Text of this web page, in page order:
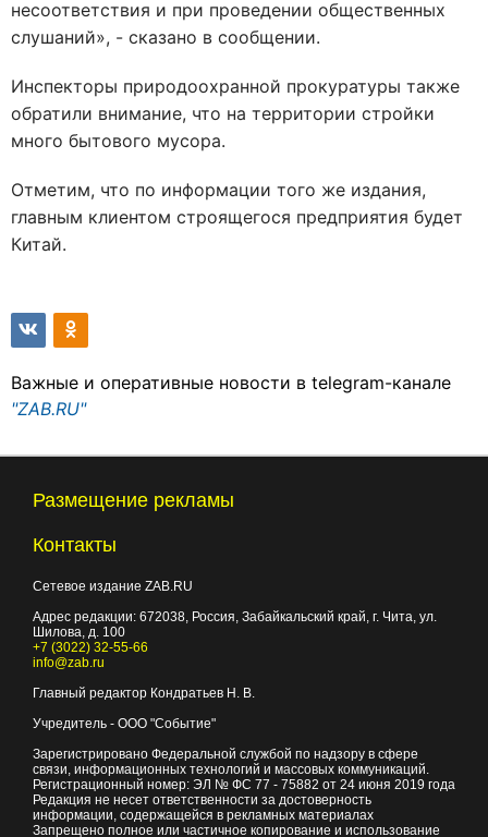
несоответствия и при проведении общественных
слушаний», - сказано в сообщении.
Инспекторы природоохранной прокуратуры также
обратили внимание, что на территории стройки
много бытового мусора.
Отметим, что по информации того же издания,
главным клиентом строящегося предприятия будет
Китай.
Важные и оперативные новости в telegram-канале
"ZAB.RU"
Размещение рекламы
Контакты
Сетевое издание ZAB.RU
Адрес редакции: 672038, Россия, Забайкальский край, г. Чита, ул.
Шилова, д. 100
+7 (3022) 32-55-66
info@zab.ru
Главный редактор Кондратьев Н. В.
Учредитель - ООО "Событие"
Зарегистрировано Федеральной службой по надзору в сфере
связи, информационных технологий и массовых коммуникаций.
Регистрационный номер: ЭЛ № ФС 77 - 75882 от 24 июня 2019 года
Редакция не несет ответственности за достоверность
информации, содержащейся в рекламных материалах
Запрещено полное или частичное копирование и использование